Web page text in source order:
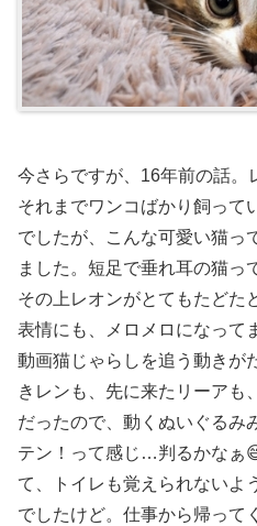
今さらですが、16年前の話。
それまでワンコばかり飼って
でしたが、こんな可愛い猫っ
ました。短足で垂れ耳の猫っ
その上レオンがとてもたどた
表情にも、メロメロになって
動画猫じゃらしを追う動きが
きレンも、先に来たリーアも
だったので、動くぬいぐるみ
テン！って感じ…判るかなぁ
て、トイレも覚えられないよ
でしたけど。仕事から帰って